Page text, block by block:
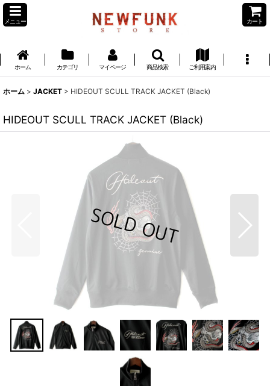
メニュー カート
ホーム カテゴリ マイページ 商品検索 ご利用案内
ホーム > JACKET > HIDEOUT SCULL TRACK JACKET (Black)
HIDEOUT SCULL TRACK JACKET (Black)